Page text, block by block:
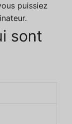
puissiez
sont